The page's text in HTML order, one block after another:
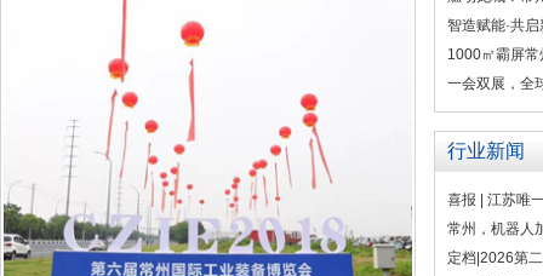
智造赋能·共
1000㎡霸屏
一会双展，全
行业新闻
喜报 | 江苏唯
常州，机器人
定档|2026第